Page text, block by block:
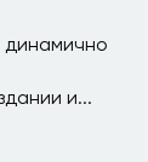
и...